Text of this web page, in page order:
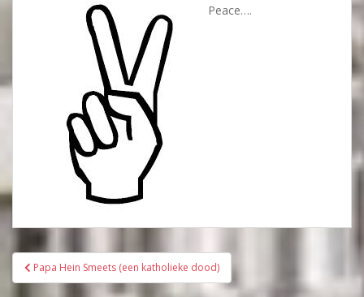
Peace….
Bericht
navigatie
Papa Hein Smeets (een katholieke dood)